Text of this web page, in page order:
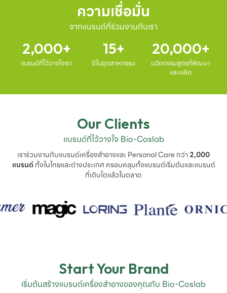
ความเชื่อมั่น
จากแบรนด์ที่ร่วมงานกับเรา
2,000
แบรนด์ที่ไว้วางใจเรา
15
ปีในอุตสาหกรรม
20,000
นวัตกรรมสูตรที่พัฒนา
และผลิต
Our Clients
แบรนด์ที่ไว้วางใจ Bio-Coslab
เราร่วมงานกับแบรนด์เครื่องสำอางและ Personal Care กว่า2,000
แบรนด์ทั้งในไทยและต่างประเทศ ครอบคลุมทั้งแบรนด์เริ่มต้นและแบรนด์
ที่เติบโตแล้วในตลาด
Start Your Brand
เริ่มต้นสร้างแบรนด์เครื่องสำอางของคุณกับ Bio-Coslab